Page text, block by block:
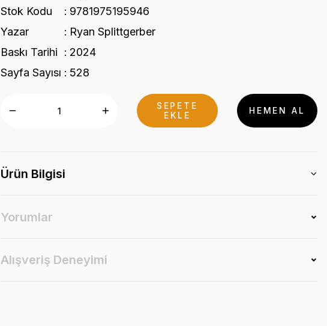
Stok Kodu
9781975195946
Yazar
Ryan Splittgerber
Baskı Tarihi
2024
Sayfa Sayısı
528
SEPETE
EKLE
HEMEN AL
Ürün Bilgisi
Yorumlar
Alışveriş Deneyimi